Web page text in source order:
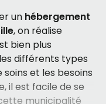
un hébergement
, on réalise
bien plus
différents types
et les besoins
il est facile de se
municipalité